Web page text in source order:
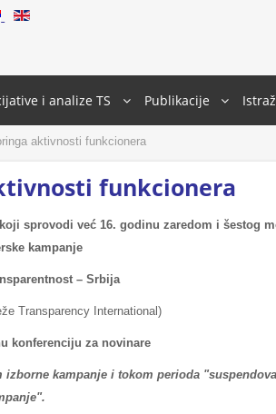
i analize TS Publikacije
aktivnosti funkcionera
funkcionera
sprovodi već 16. godinu zaredom i šestog
kampanje
– Srbija
Transparency International)
konferenciju za novinare
kampanje i tokom perioda